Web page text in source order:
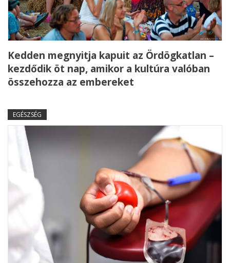
Kedden megnyitja kapuit az Ördögkatlan –
kezdődik öt nap, amikor a kultúra valóban
összehozza az embereket
EGÉSZSÉG